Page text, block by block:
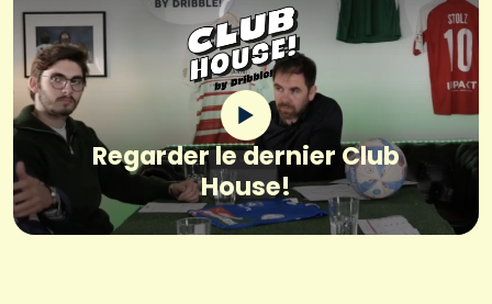
Regarder le dernier Club
House!